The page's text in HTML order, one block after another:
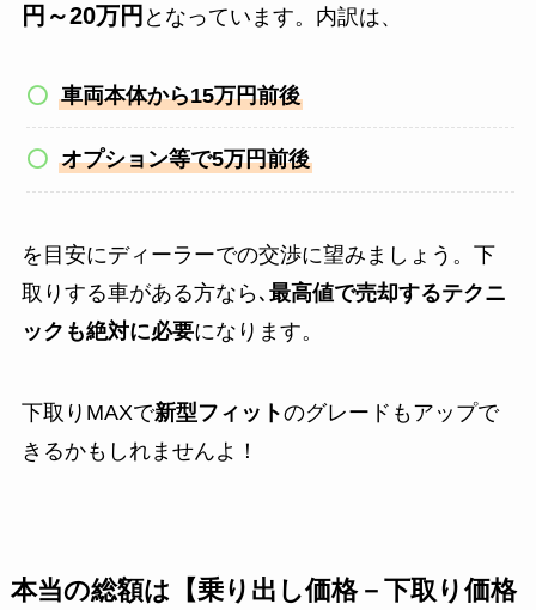
円～20万円 となっています。内訳は、
車両本体から15万円前後
オプション等で5万円前後
を目安にディーラーでの交渉に望みましょう。下
取りする車がある方なら､ 最高値で売却するテクニ
ックも絶対に必要になります。
下取りMAXで新型フィットのグレードもアップで
きるかもしれませんよ！
本当の総額は【乗り出し価格－下取り価格